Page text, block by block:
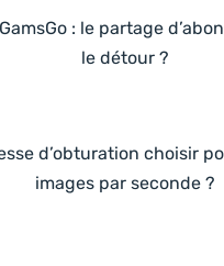
: le partage
le détour ?
d’obturation choisir
images par seconde ?